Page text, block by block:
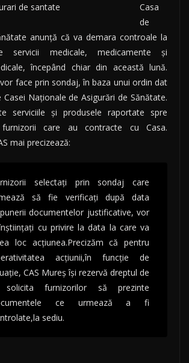
Casa
de
anunță că va demara controale la
servicii medicale, medicamente şi
începând chiar din această lună.
face prin sondaj, în baza unui ordin dat
Casei Naționale de Asigurări de Sănătate.
serviciile și produsele raportate spre
care au contracte cu Casa.
mai precizează:
selectaţi prin sondaj care
să fie verificaţi după data
documentelor justificative, vor
cu privire la data la care va
loc acţiunea.Precizăm că pentru
acţiunii,în funcţie de
CAS Mureş îşi rezervă dreptul de
furnizorilor să prezinte
ce urmează a fi
sediu.